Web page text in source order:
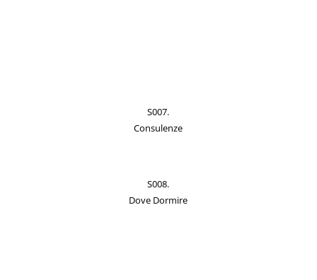
S007.
Consulenze
S008.
Dove Dormire